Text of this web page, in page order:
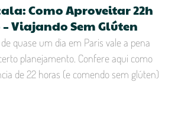
Como Aproveitar 22h
– Viajando Sem Glúten
quase um dia em Paris vale a pena
planejamento. Confere aqui como
de 22 horas (e comendo sem glúten)